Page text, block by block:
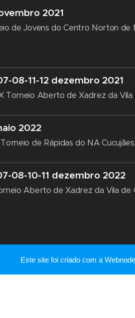
2021
de Jovens do Centro Norton de
08-11-12 dezembro 2021
Torneio Aberto de Xadrez da Vila
2022
de Rápidas do NA Cucujães
08-10-11 dezembro 2022
Aberto de Xadrez da Vila de
Este site foi criado com a